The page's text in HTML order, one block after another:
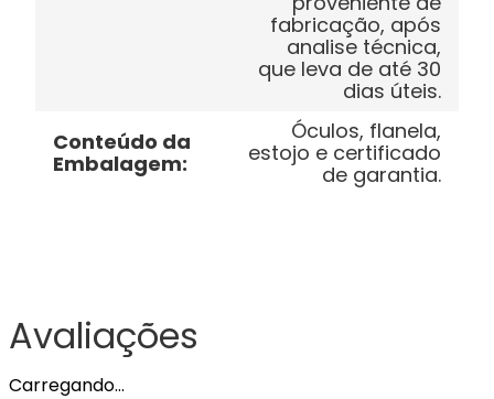
fabricação, após
analise técnica,
que leva de até 30
dias úteis.
Conteúdo da
Embalagem:
Óculos, flanela,
estojo e certificado
de garantia.
Avaliações
Carregando…